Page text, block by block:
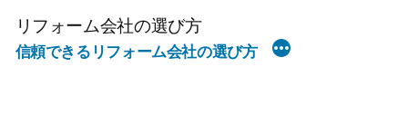
リフォーム会社の選び方
信頼できるリフォーム会社の選び方